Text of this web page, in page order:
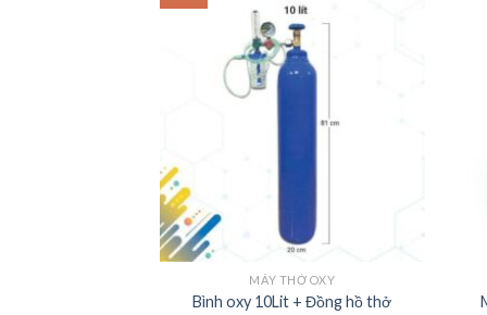
MÁY THỞ OXY
Bình oxy 10Lit + Đồng hồ thở